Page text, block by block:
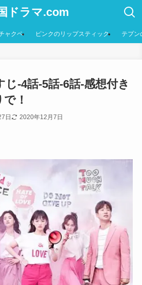
ドラマ.com
ャクペ ピンクのリップスティック テプン
-4話-5話-6話-感想付き
！
日 2020年12月7日